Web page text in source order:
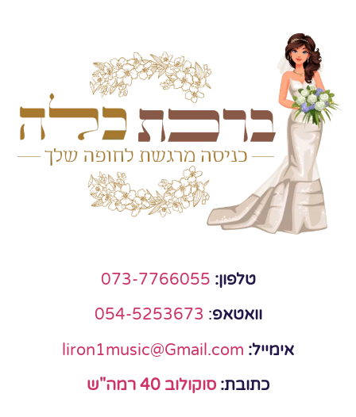
טלפון: 073-7766055
וואטאפ:
054-5253673
אימייל: liron1music@Gmail.com
כתובת: סוקולוב 40 רמה"ש